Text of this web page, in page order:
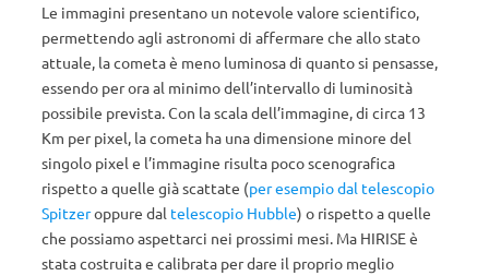
Le immagini presentano un notevole valore scientifico,
permettendo agli astronomi di affermare che allo stato
attuale, la cometa è meno luminosa di quanto si pensasse,
essendo per ora al minimo dell’intervallo di luminosità
possibile prevista. Con la scala dell’immagine, di circa 13
Km per pixel, la cometa ha una dimensione minore del
singolo pixel e l’immagine risulta poco scenografica
rispetto a quelle già scattate (per esempio dal telescopio
Spitzeroppure dal telescopio Hubble) o rispetto a quelle
che possiamo aspettarci nei prossimi mesi. Ma HIRISE è
stata costruita e calibrata per dare il proprio meglio